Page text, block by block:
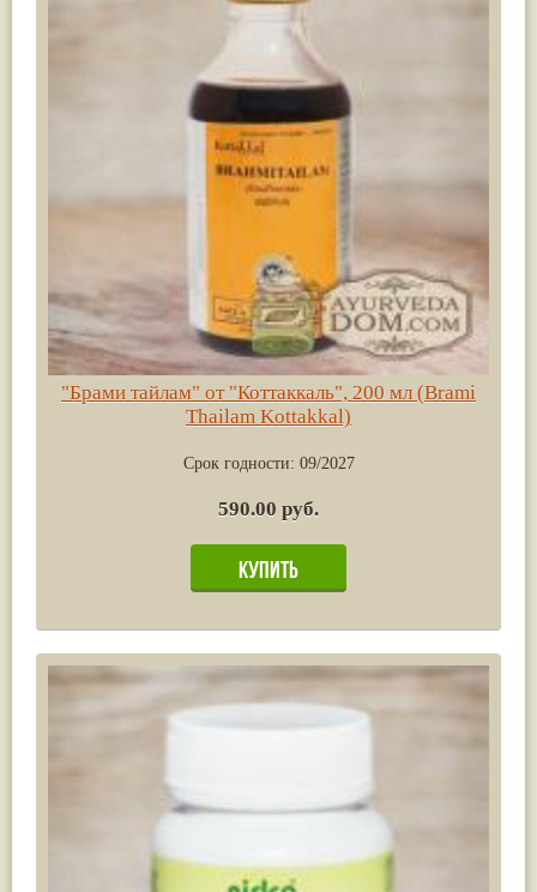
"Брами тайлам" от "Коттаккаль", 200 мл (Brami
Thailam Kottakkal)
Срок годности: 09/2027
590.00 руб.